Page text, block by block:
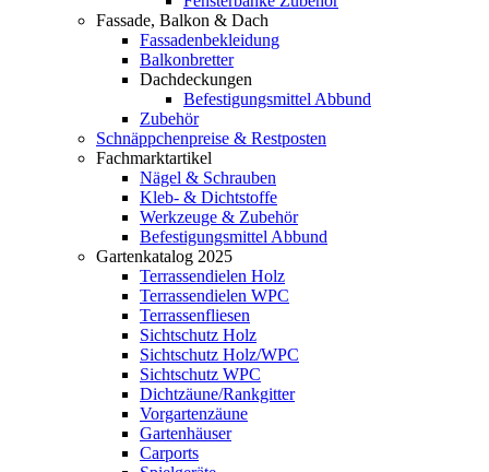
Fassade, Balkon & Dach
Fassadenbekleidung
Balkonbretter
Dachdeckungen
Befestigungsmittel Abbund
Zubehör
Schnäppchenpreise & Restposten
Fachmarktartikel
Nägel & Schrauben
Kleb- & Dichtstoffe
Werkzeuge & Zubehör
Befestigungsmittel Abbund
Gartenkatalog 2025
Terrassendielen Holz
Terrassendielen WPC
Terrassenfliesen
Sichtschutz Holz
Sichtschutz Holz/WPC
Sichtschutz WPC
Dichtzäune/Rankgitter
Vorgartenzäune
Gartenhäuser
Carports